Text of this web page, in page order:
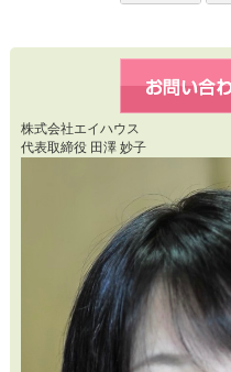
株式会社エイハウス
代表取締役 田澤 妙子